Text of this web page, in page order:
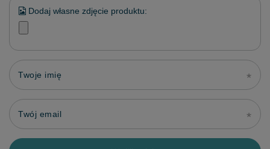
Dodaj własne zdjęcie produktu:
Twoje imię
Twój email